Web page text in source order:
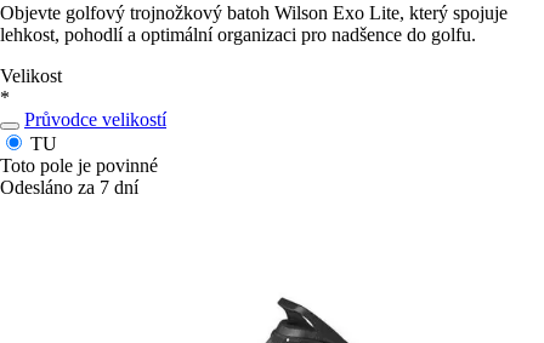
Objevte golfový trojnožkový batoh Wilson Exo Lite, který spojuje
lehkost, pohodlí a optimální organizaci pro nadšence do golfu.
Velikost
*
Průvodce velikostí
TU
Toto pole je povinné
Odesláno za 7 dní